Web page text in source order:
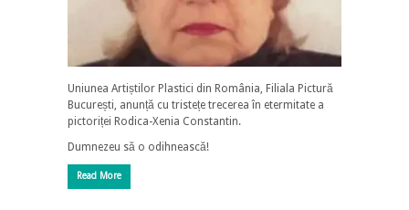
Uniunea Artiștilor Plastici din România, Filiala Pictură
București, anunță cu tristețe trecerea în etermitate a
pictoriței Rodica-Xenia Constantin.
Dumnezeu să o odihnească!
Read More